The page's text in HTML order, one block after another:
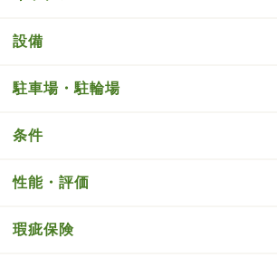
設備
駐車場・駐輪場
条件
性能・評価
瑕疵保険